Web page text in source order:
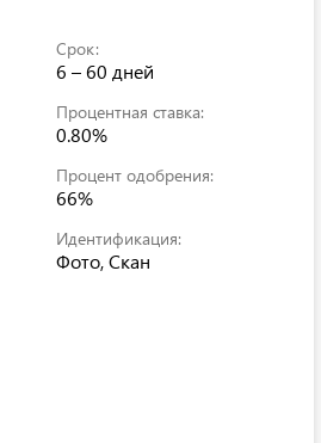
Срок:
6 – 60 дней
Процентная ставка:
0.80%
Процент одобрения:
66%
Идентификация:
Фото, Скан